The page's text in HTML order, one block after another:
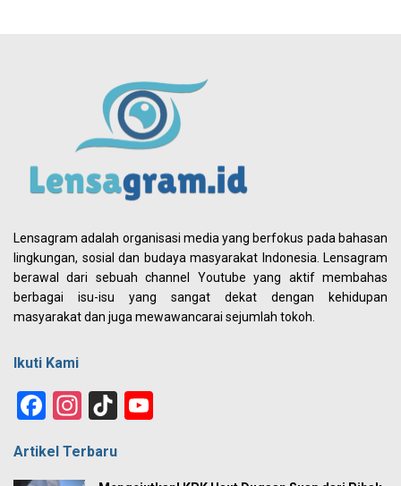
Lensagram adalah organisasi media yang berfokus pada bahasan
lingkungan, sosial dan budaya masyarakat Indonesia. Lensagram
berawal dari sebuah channel Youtube yang aktif membahas
berbagai isu-isu yang sangat dekat dengan kehidupan
masyarakat dan juga mewawancarai sejumlah tokoh.
Ikuti Kami
Facebook
Instagram
TikTok
Artikel Terbaru